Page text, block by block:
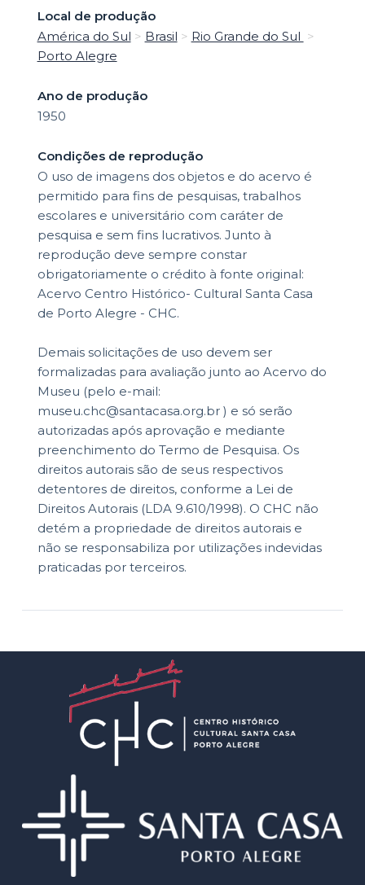
Local de produção
América do Sul > Brasil > Rio Grande do Sul >
Porto Alegre
Ano de produção
1950
Condições de reprodução
O uso de imagens dos objetos e do acervo é
permitido para fins de pesquisas, trabalhos
escolares e universitário com caráter de
pesquisa e sem fins lucrativos. Junto à
reprodução deve sempre constar
obrigatoriamente o crédito à fonte original:
Acervo Centro Histórico- Cultural Santa Casa
de Porto Alegre - CHC.
Demais solicitações de uso devem ser
formalizadas para avaliação junto ao Acervo do
Museu (pelo e-mail:
museu.chc@santacasa.org.br ) e só serão
autorizadas após aprovação e mediante
preenchimento do Termo de Pesquisa. Os
direitos autorais são de seus respectivos
detentores de direitos, conforme a Lei de
Direitos Autorais (LDA 9.610/1998). O CHC não
detém a propriedade de direitos autorais e
não se responsabiliza por utilizações indevidas
praticadas por terceiros.